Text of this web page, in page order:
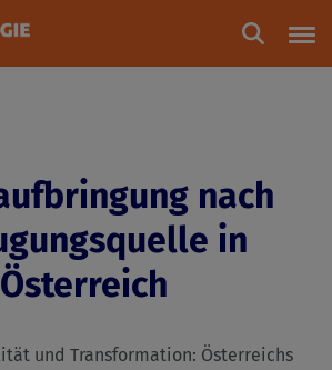
nach
in
Österreich
und Transformation: Österreichs